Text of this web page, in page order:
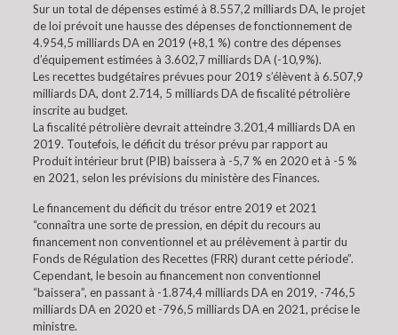
Sur un total de dépenses estimé à 8.557,2 milliards DA, le projet
de loi prévoit une hausse des dépenses de fonctionnement de
4.954,5 milliards DA en 2019 (+8,1 %) contre des dépenses
d’équipement estimées à 3.602,7 milliards DA (-10,9%).
Les recettes budgétaires prévues pour 2019 s’élèvent à 6.507,9
milliards DA, dont 2.714, 5 milliards DA de fiscalité pétrolière
inscrite au budget.
La fiscalité pétrolière devrait atteindre 3.201,4 milliards DA en
2019. Toutefois, le déficit du trésor prévu par rapport au
Produit intérieur brut (PIB) baissera à -5,7 % en 2020 et à -5 %
en 2021, selon les prévisions du ministère des Finances.
Le financement du déficit du trésor entre 2019 et 2021
“connaîtra une sorte de pression, en dépit du recours au
financement non conventionnel et au prélèvement à partir du
Fonds de Régulation des Recettes (FRR) durant cette période”.
Cependant, le besoin au financement non conventionnel
“baissera”, en passant à -1.874,4 milliards DA en 2019, -746,5
milliards DA en 2020 et -796,5 milliards DA en 2021, précise le
ministre.